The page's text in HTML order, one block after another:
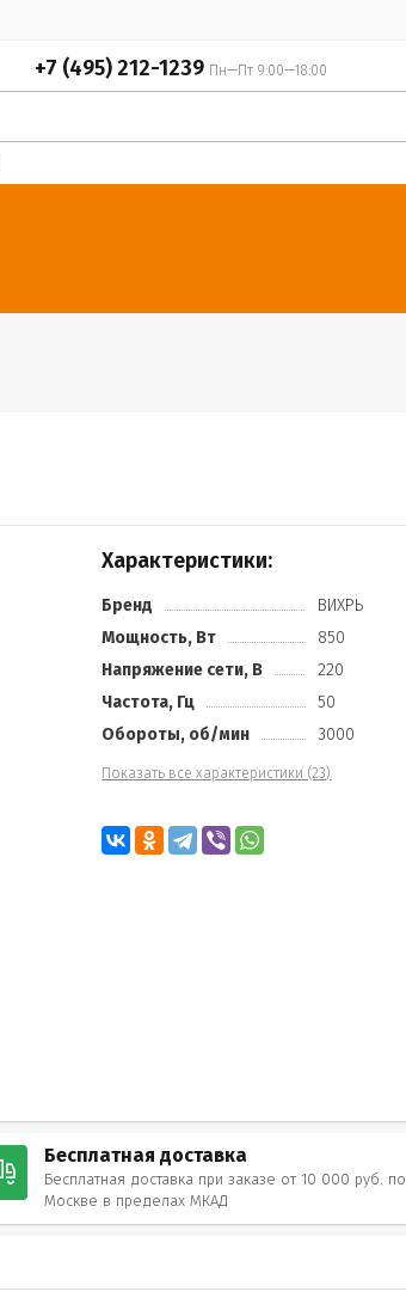
+7 (495) 212-1239 Пн—Пт 9:00—18:00
Характеристики:
Бренд
ВИХРЬ
Мощность, Вт
850
Напряжение сети, В
220
Частота, Гц
50
Обороты, об/мин
3000
Показать все характеристики (23)
Бесплатная доставка
Бесплатная доставка при заказе от 10 000 руб. по
Москве в пределах МКАД